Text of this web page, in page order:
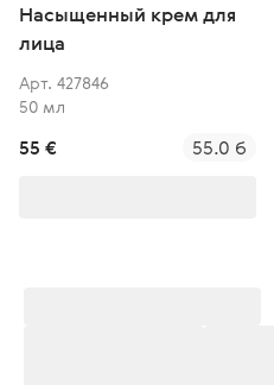
Насыщенный крем для
лица
Арт. 427846
50 мл
55 € 55.0 б